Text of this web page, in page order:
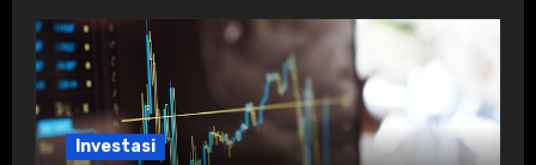
Investasi